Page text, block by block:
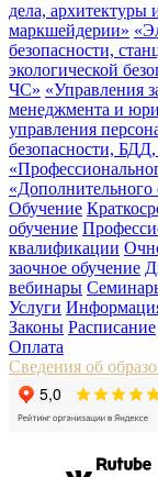
дела,
маркшейдерии»
безопасности,
экологической
ЧС» «Управления
менеджмента и
управления
безопасности,
«Дополнительного
Обучение
обучение
квалификации
заочное обучение
вебинары
Услуги
Законы Расписание
Оплата
Сведения об